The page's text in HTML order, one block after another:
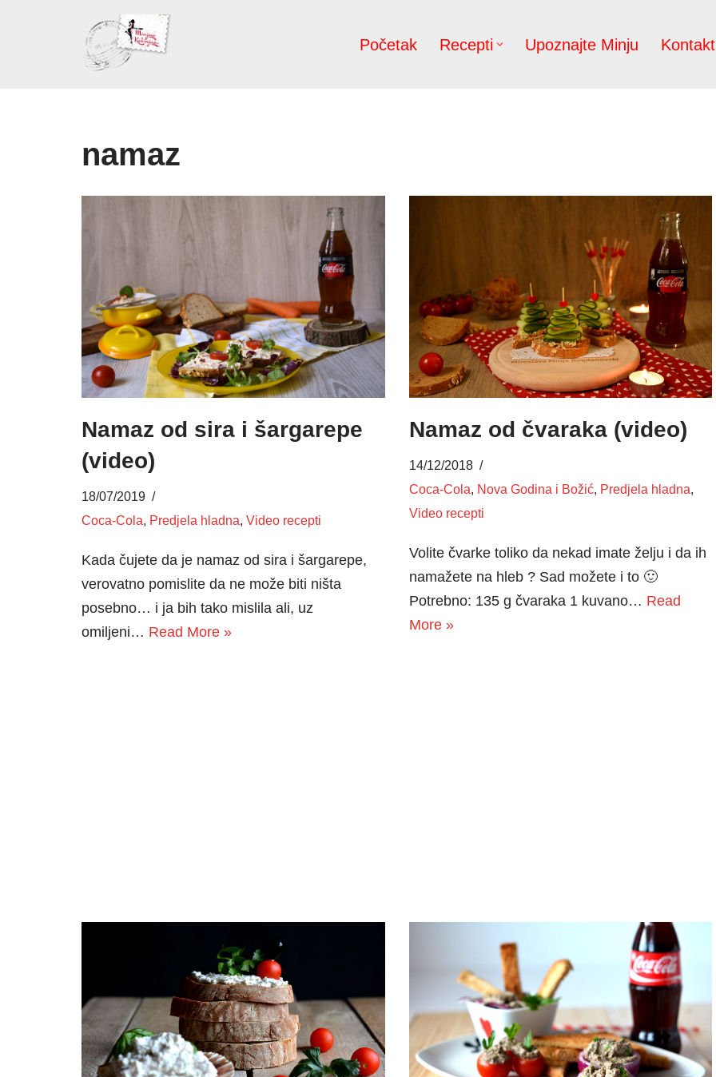
Početak Recepti Upoznajte Minju Kontakt
namaz
Namaz od sira i šargarepe
(video)
18/07/2019
Coca-Cola, Predjela hladna, Video recepti
Kada čujete da je namaz od sira i šargarepe,
verovatno pomislite da ne može biti ništa
posebno… i ja bih tako mislila ali, uz
omiljeni… Read More »
Namaz od čvaraka (video)
14/12/2018
Coca-Cola, Nova Godina i Božić, Predjela hladna,
Video recepti
Volite čvarke toliko da nekad imate želju i da ih
namažete na hleb ? Sad možete i to 🙂
Potrebno: 135 g čvaraka 1 kuvano… Read
More »